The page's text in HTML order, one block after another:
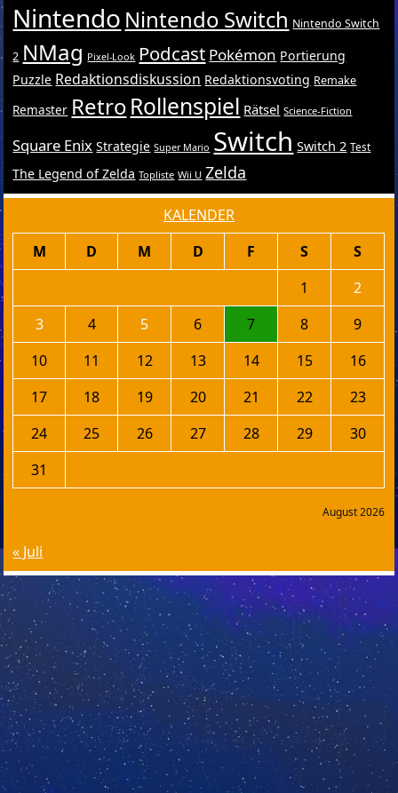
Nintendo Nintendo Switch Nintendo Switch
2 NMag Pixel-Look Podcast Pokémon Portierung
Puzzle Redaktionsdiskussion Redaktionsvoting Remake
Remaster RetroRollenspiel Rätsel Science-Fiction
Square Enix Strategie Super Mario Switch Switch 2 Test
The Legend of Zelda Topliste Wii U Zelda
KALENDER
August 2026
M D M D F S
S
1
2
3
4 5 6 7 8
9
10
11 12 13 14 15
16
17
18 19 20 21 22
23
24
25 26 27 28 29
30
31
« Juli